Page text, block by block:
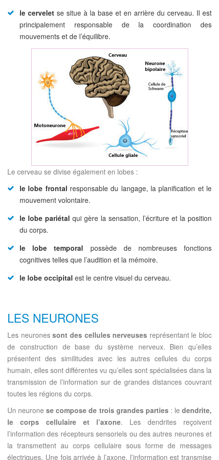
le cervelet se situe à la base et en arrière du cerveau. Il est
principalement responsable de la coordination des
mouvements et de l’équilibre.
Le cerveau se divise également en lobes :
le lobe frontal responsable du langage, la planification et le
mouvement volontaire.
le lobe pariétal qui gère la sensation, l’écriture et la position
du corps.
le lobe temporal possède de nombreuses fonctions
cognitives telles que l’audition et la mémoire.
le lobe occipital est le centre visuel du cerveau.
LES NEURONES
Les neuronessont des cellules nerveuses représentant le bloc
de construction de base du système nerveux. Bien qu’elles
présentent des similitudes avec les autres cellules du corps
humain, elles sont différentes vu qu’elles sont spécialisées dans la
transmission de l’information sur de grandes distances couvrant
toutes les régions du corps.
Un neuronese compose de trois grandes parties: ledendrite,
le corps cellulaire et l’axone. Les dendrites reçoivent
l’information des récepteurs sensoriels ou des autres neurones et
la transmettent au corps cellulaire sous forme de messages
électriques. Une fois arrivée à l’axone, l’information est transmise